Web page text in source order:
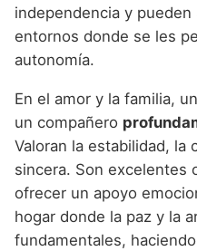
independencia y
entornos donde se les
autonomía.
En el amor y la familia,
un compañero
Valoran la estabilidad, la
sincera. Son excelentes
ofrecer un apoyo
hogar donde la paz y la
fundamentales,